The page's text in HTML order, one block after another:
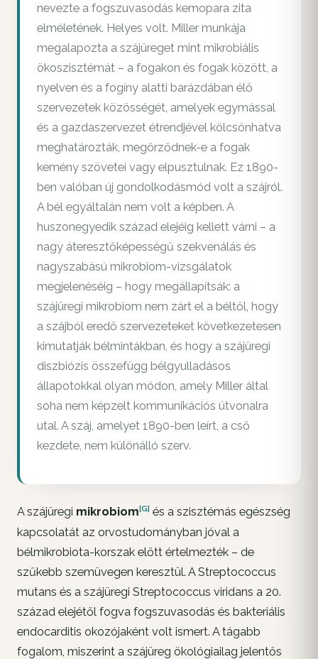
nevezte a fogszuvasodás kemopara zita
elméletének. Helyes volt. Miller munkája
megalapozta a szájüreget mint mikrobiális
ökoszisztémát – a fogakon és fogak között, a
nyelven és a fogíny alatti barázdában élő
szervezetek közösségét, amelyek egymással
és a gazdaszervezet étrendjével kölcsönhatva
meghatározták, megőrződnek-e a fogak
kemény szövetei vagy elpusztulnak. Ez 1890-
ben valóban új gondolkodásmód volt a szájról.
A bél egyáltalán nem volt a képben. A
huszonegyedik század elejéig kellett várni – a
nagy áteresztőképességű szekvenálás és
nagyszabású mikrobiom-vizsgálatok
megjelenéséig – hogy megállapítsák: a
szájüregi mikrobiom nem zárt el a béltől, hogy
a szájból eredő szervezeteket következetesen
kimutatják bélmintákban, és hogy a szájüregi
diszbiózis összefügg bélgyulladásos
állapotokkal olyan módon, amely Miller által
soha nem képzelt kommunikációs útvonalra
utal. A száj, amelyet 1890-ben leírt, a cső
kezdete, nem különálló szerv.
A szájüregi mikrobiom[G] és a szisztémás egészség
kapcsolatát az orvostudományban jóval a
bélmikrobiota-korszak előtt értelmezték – de
szűkebb szemüvegen keresztül. A Streptococcus
mutans és a szájüregi Streptococcus viridans a 20.
század elejétől fogva fogszuvasodás és bakteriális
endocarditis okozójaként volt ismert. A tágabb
fogalom, miszerint a szájüreg ökológiailag jelentős